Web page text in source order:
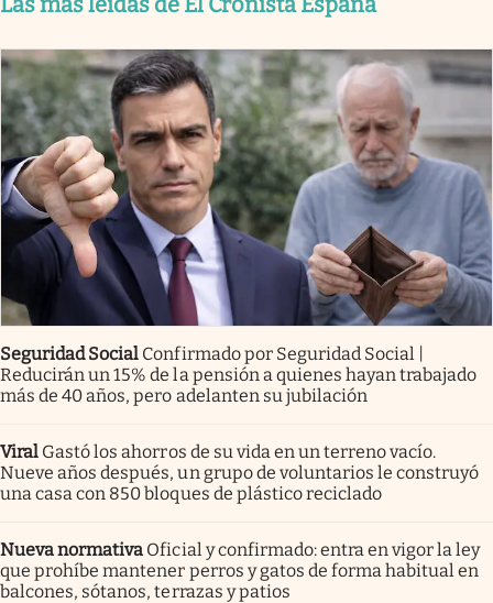
Seguridad Social Confirmado por Seguridad Social |
Reducirán un 15% de la pensión a quienes hayan trabajado
más de 40 años, pero adelanten su jubilación
Viral Gastó los ahorros de su vida en un terreno vacío.
Nueve años después, un grupo de voluntarios le construyó
una casa con 850 bloques de plástico reciclado
Nueva normativa Oficial y confirmado: entra en vigor la ley
que prohíbe mantener perros y gatos de forma habitual en
balcones, sótanos, terrazas y patios